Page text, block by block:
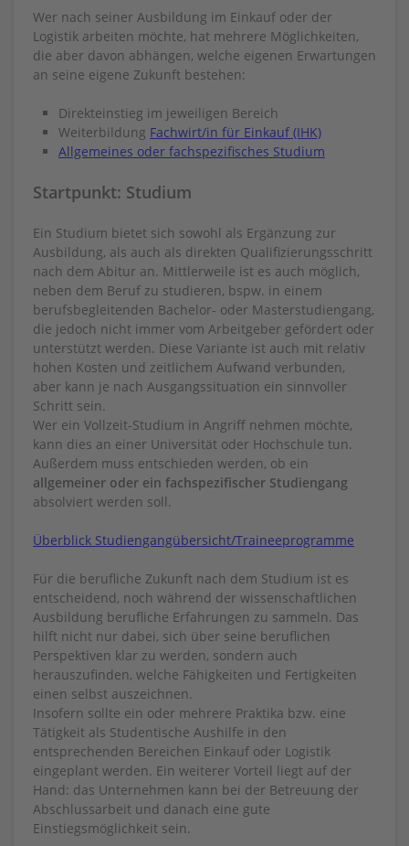
Wer nach seiner Ausbildung im Einkauf oder der
Logistik arbeiten möchte, hat mehrere Möglichkeiten,
die aber davon abhängen, welche eigenen Erwartungen
an seine eigene Zukunft bestehen:
Direkteinstieg im jeweiligen Bereich
Weiterbildung Fachwirt/in für Einkauf (IHK)
Allgemeines oder fachspezifisches Studium
Startpunkt: Studium
Ein Studium bietet sich sowohl als Ergänzung zur
Ausbildung, als auch als direkten Qualifizierungsschritt
nach dem Abitur an. Mittlerweile ist es auch möglich,
neben dem Beruf zu studieren, bspw. in einem
berufsbegleitenden Bachelor- oder Masterstudiengang,
die jedoch nicht immer vom Arbeitgeber gefördert oder
unterstützt werden. Diese Variante ist auch mit relativ
hohen Kosten und zeitlichem Aufwand verbunden,
aber kann je nach Ausgangssituation ein sinnvoller
Schritt sein.
Wer ein Vollzeit-Studium in Angriff nehmen möchte,
kann dies an einer Universität oder Hochschule tun.
Außerdem muss entschieden werden, ob ein
allgemeiner oder ein fachspezifischer Studiengang
absolviert werden soll.
Überblick Studiengangübersicht/Traineeprogramme
Für die berufliche Zukunft nach dem Studium ist es
entscheidend, noch während der wissenschaftlichen
Ausbildung berufliche Erfahrungen zu sammeln. Das
hilft nicht nur dabei, sich über seine beruflichen
Perspektiven klar zu werden, sondern auch
herauszufinden, welche Fähigkeiten und Fertigkeiten
einen selbst auszeichnen.
Insofern sollte ein oder mehrere Praktika bzw. eine
Tätigkeit als Studentische Aushilfe in den
entsprechenden Bereichen Einkauf oder Logistik
eingeplant werden. Ein weiterer Vorteil liegt auf der
Hand: das Unternehmen kann bei der Betreuung der
Abschlussarbeit und danach eine gute
Einstiegsmöglichkeit sein.